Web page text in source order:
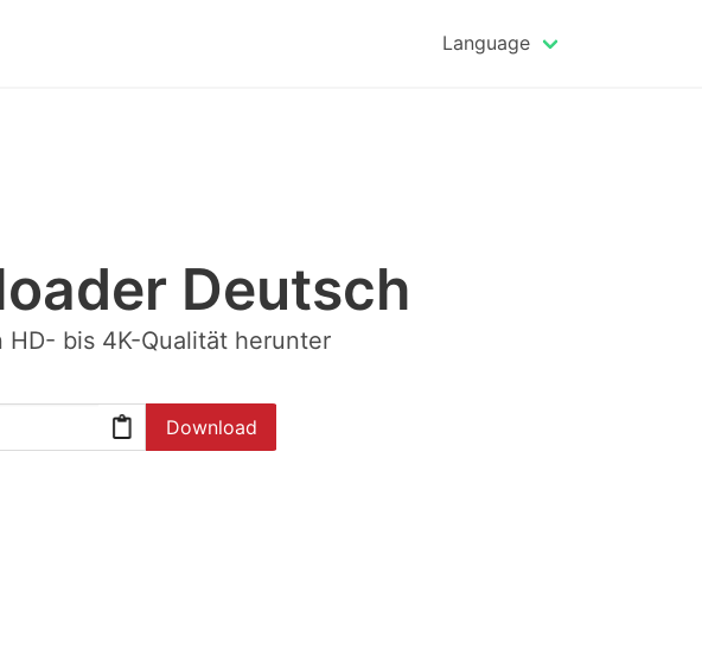
Language
Deutsch
bis 4K-Qualität herunter
Download